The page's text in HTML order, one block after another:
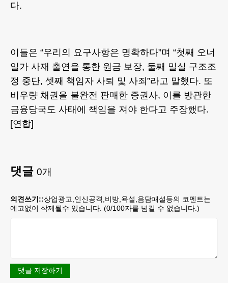
다.
이들은 “우리의 요구사항은 명확하다”며 “첫째 오너
일가 사재 출연을 통한 원금 보장, 둘째 밀실 구조조
정 중단, 셋째 책임자 사퇴 및 사죄”라고 말했다. 또
비우량 채권을 불완전 판매한 증권사, 이를 방관한
금융당국도 사태에 책임을 져야 한다고 주장했다.
[연합]
댓글 0개
의견쓰기::상업광고,인신공격,비방,욕설,음담패설등의 코멘트는
예고없이 삭제될수 있습니다. (0/100자를 넘길 수 없습니다.)
댓글 저장하기